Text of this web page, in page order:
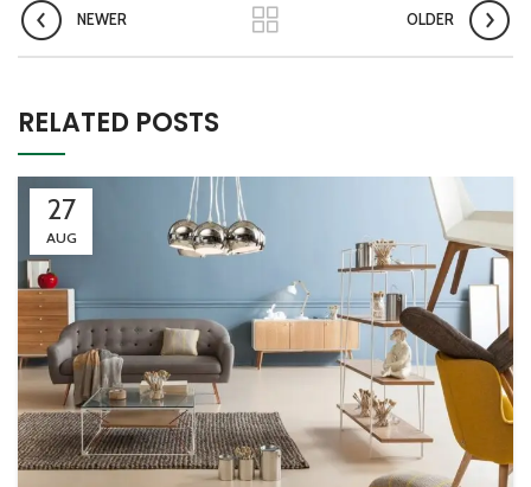
NEWER OLDER
RELATED POSTS
27
AUG